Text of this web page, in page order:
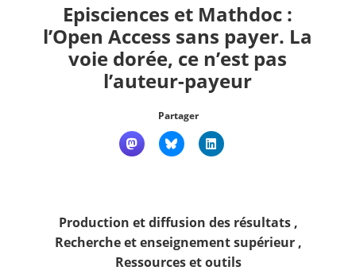
Qui sommes nous ?
Nous suivre
Episciences et Mathdoc :
l’Open Access sans payer. La
voie dorée, ce n’est pas
l’auteur-payeur
Partager
Production et diffusion des résultats,
Recherche et enseignement supérieur,
Ressources et outils